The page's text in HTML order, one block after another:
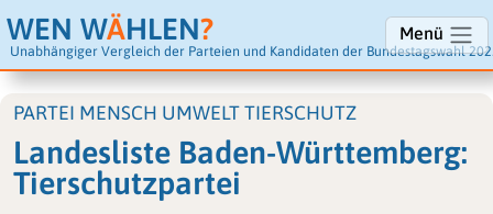
WEN WÄHLEN?
Unabhängiger Vergleich der Parteien und Kandidaten der Bundestagswahl
Menü
PARTEI MENSCH UMWELT TIERSCHUTZ
Landesliste Baden-Württemberg:
Tierschutzpartei